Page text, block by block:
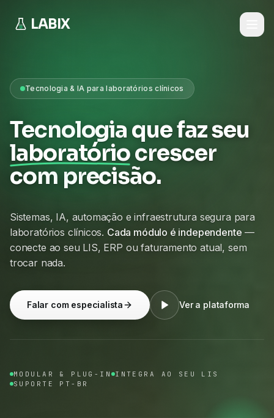
LABIX
Tecnologia & IA para laboratórios clínicos
Tecnologia que faz seu
laboratóriocrescer
com precisão.
Sistemas, IA, automação e infraestrutura segura para
laboratórios clínicos. Cada módulo é independente —
conecte ao seu LIS, ERP ou faturamento atual, sem
trocar nada.
Falar com especialista Ver a plataforma
MODULAR & PLUG-IN INTEGRA AO SEU LIS
SUPORTE PT-BR